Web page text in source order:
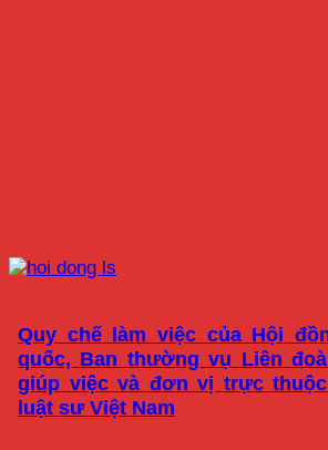
Quy chế làm việc của Hội
quốc, Ban thường vụ Liên
giúp việc và đơn vị trực
luật sư Việt Nam